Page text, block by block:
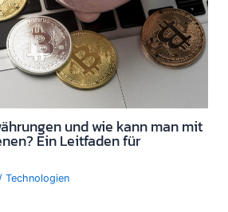
und wie kann man mit
Ein Leitfaden für
/ Technologien